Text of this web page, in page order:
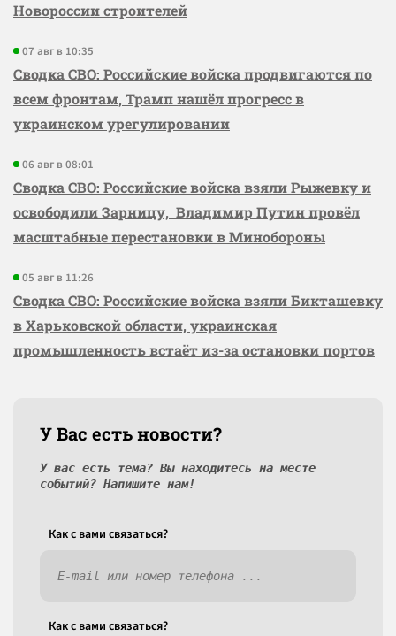
Новороссии строителей
07 авг в 10:35
Сводка СВО: Российские войска продвигаются по
всем фронтам, Трамп нашёл прогресс в
украинском урегулировании
06 авг в 08:01
Сводка СВО: Российские войска взяли Рыжевку и
освободили Зарницу, Владимир Путин провёл
масштабные перестановки в Минобороны
05 авг в 11:26
Сводка СВО: Российские войска взяли Бикташевку
в Харьковской области, украинская
промышленность встаёт из-за остановки портов
У Вас есть новости?
У вас есть тема? Вы находитесь на месте
событий? Напишите нам!
Как c вами связаться?
Как c вами связаться?